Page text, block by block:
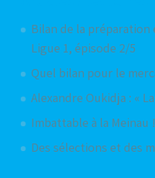
Bilan de la préparation
Ligue 1, épisode 2/5
Quel bilan pour le
Alexandre Oukidja : «
Imbattable à la Meinau !
Des sélections et des